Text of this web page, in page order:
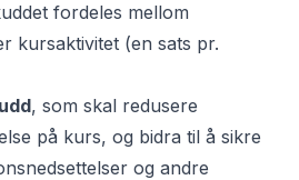
fordeles mellom
kursaktivitet (en sats pr.
, som skal redusere
på kurs, og bidra til å sikre
og andre